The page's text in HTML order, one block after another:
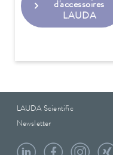
d'accessoires
LAUDA
LAUDA Scientific
Newsletter